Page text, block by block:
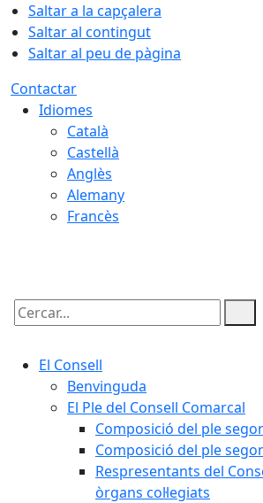
Saltar a la capçalera
Saltar al contingut
Saltar al peu de pàgina
Contactar
Idiomes
Català
Castellà
Anglès
Alemany
Francès
Cercar:
El Consell
Benvinguda
El Ple del Consell Comarcal
Composició del ple
Composició del ple
Respresentants del
òrgans col·legiats